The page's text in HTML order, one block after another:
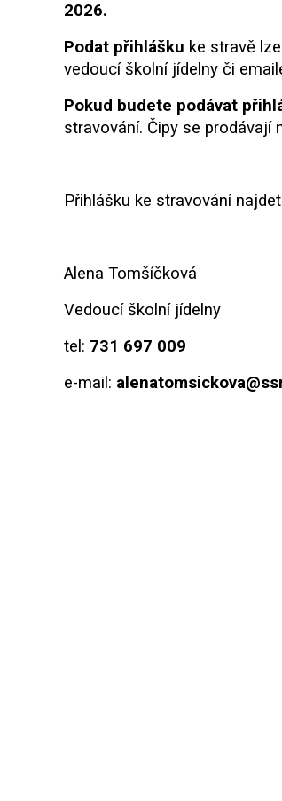
2026.
Podat přihlášku ke stravě
vedoucí školní jídelny či
Pokud budete podávat
stravování. Čipy se prodávají
Přihlášku ke stravování
Alena Tomšíčková
Vedoucí školní jídelny
tel: 731 697 009
e-mail: